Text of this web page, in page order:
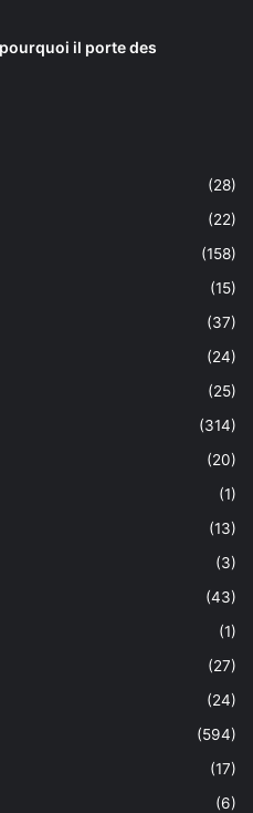
il porte des
(28)
(22)
(158)
(15)
(37)
(24)
(25)
(314)
(20)
(1)
(13)
(3)
(43)
(1)
(27)
(24)
(594)
(17)
(6)